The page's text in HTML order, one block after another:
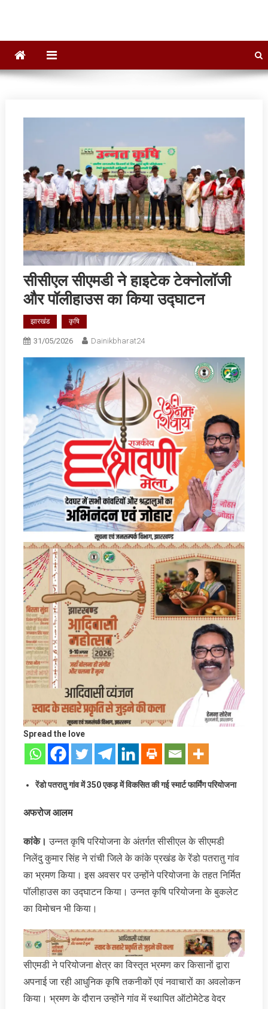
सीसीएल सीएमडी ने हाइटेक टेक्नोलॉजी
और पॉलीहाउस का किया उद्घाटन
झारखंड कृषि
31/05/2026 Dainikbharat24
Spread the love
रेंडो पतरातु गांव में 350 एकड़ में विकसित की गई स्मार्ट फार्मिंग परियोजना
अफरोज आलम
कांके। उन्नत कृषि परियोजना के अंतर्गत सीसीएल के सीएमडी
नि‍लेंदु कुमार सिंह ने रांची जिले के कांके प्रखंड के रेंडो पतरातु गांव
का भ्रमण किया। इस अवसर पर उन्होंने परियोजना के तहत निर्मित
पॉलीहाउस का उद्घाटन किया। उन्नत कृषि परियोजना के बुकलेट
का विमोचन भी किया।
सीएमडी ने परियोजना क्षेत्र का विस्तृत भ्रमण कर किसानों द्वारा
अपनाई जा रही आधुनिक कृषि तकनीकों एवं नवाचारों का अवलोकन
किया। भ्रमण के दौरान उन्होंने गांव में स्थापित ऑटोमेटेड वेदर